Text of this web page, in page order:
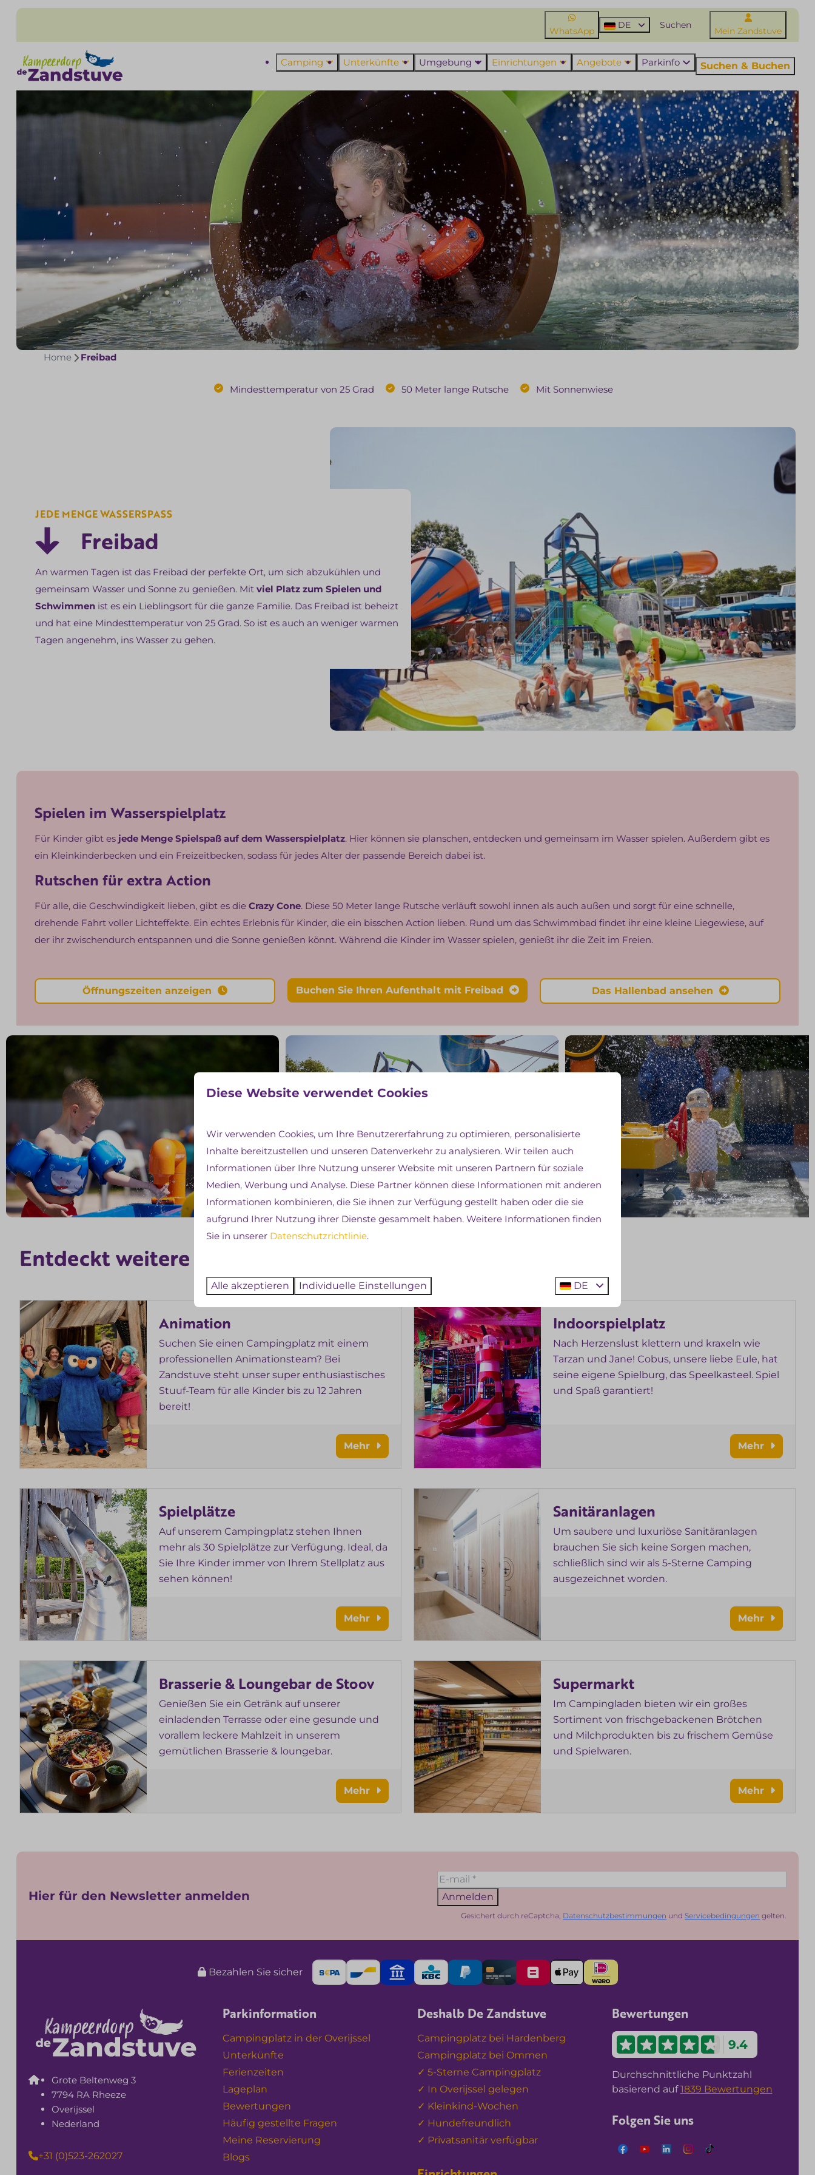
WhatsApp
DE
Mein Zandstuve
Camping Unterkünfte Umgebung Einrichtungen Angebote Parkinfo Suchen & Buchen
Home Freibad
Mindesttemperatur von 25 Grad 50 Meter lange Rutsche Mit Sonnenwiese
JEDE MENGE WASSERSPASS
Freibad
An warmen Tagen ist das Freibad der perfekte Ort, um sich abzukühlen und
gemeinsam Wasser und Sonne zu genießen. Mitviel Platz zum Spielen und
Schwimmen ist es ein Lieblingsort für die ganze Familie. Das Freibad ist beheizt
und hat eine Mindesttemperatur von 25 Grad. So ist es auch an weniger warmen
Tagen angenehm, ins Wasser zu gehen.
Spielen im Wasserspielplatz
Für Kinder gibt es jede Menge Spielspaß auf dem Wasserspielplatz. Hier können sie planschen, entdecken und gemeinsam im Wasser spielen. Außerdem gibt es
ein Kleinkinderbecken und ein Freizeitbecken, sodass für jedes Alter der passende Bereich dabei ist.
Rutschen für extra Action
Für alle, die Geschwindigkeit lieben, gibt es die Crazy Cone. Diese 50 Meter lange Rutsche verläuft sowohl innen als auch außen und sorgt für eine schnelle,
drehende Fahrt voller Lichteffekte. Ein echtes Erlebnis für Kinder, die ein bisschen Action lieben. Rund um das Schwimmbad findet ihr eine kleine Liegewiese, auf
der ihr zwischendurch entspannen und die Sonne genießen könnt. Während die Kinder im Wasser spielen, genießt ihr die Zeit im Freien.
Öffnungszeiten anzeigen Buchen Sie Ihren Aufenthalt mit Freibad Das Hallenbad ansehen
Entdeckt weitere
Animation
Suchen Sie einen Campingplatz mit einem
professionellen Animationsteam? Bei
Zandstuve steht unser super enthusiastisches
Stuuf-Team für alle Kinder bis zu 12 Jahren
bereit!
Mehr
Indoorspielplatz
Nach Herzenslust klettern und kraxeln wie
Tarzan und Jane! Cobus, unsere liebe Eule, hat
seine eigene Spielburg, das Speelkasteel. Spiel
und Spaß garantiert!
Mehr
Spielplätze
Auf unserem Campingplatz stehen Ihnen
mehr als 30 Spielplätze zur Verfügung. Ideal, da
Sie Ihre Kinder immer von Ihrem Stellplatz aus
sehen können!
Mehr
Sanitäranlagen
Um saubere und luxuriöse Sanitäranlagen
brauchen Sie sich keine Sorgen machen,
schließlich sind wir als 5-Sterne Camping
ausgezeichnet worden.
Mehr
Brasserie & Loungebar de Stoov
Genießen Sie ein Getränk auf unserer
einladenden Terrasse oder eine gesunde und
vorallem leckere Mahlzeit in unserem
gemütlichen Brasserie & loungebar.
Mehr
Supermarkt
Im Campingladen bieten wir ein großes
Sortiment von frischgebackenen Brötchen
und Milchprodukten bis zu frischem Gemüse
und Spielwaren.
Mehr
Hier für den Newsletter anmelden Anmelden
Gesichert durch reCaptcha, Datenschutzbestimmungen undServicebedingungen gelten.
Bezahlen Sie sicher
Grote Beltenweg 3
7794 RA Rheeze
Overijssel
Nederland
+31 (0)523-262027
Parkinformation
Campingplatz in der Overijssel
Unterkünfte
Ferienzeiten
Lageplan
Bewertungen
Häufig gestellte Fragen
Meine Reservierung
Blogs
Deshalb De Zandstuve
Campingplatz bei Hardenberg
Campingplatz bei Ommen
✓ 5-Sterne Campingplatz
✓ In Overijssel gelegen
✓ Kleinkind-Wochen
✓ Hundefreundlich
✓ Privatsanitär verfügbar
Bewertungen
9.4
Durchschnittliche Punktzahl
basierend auf1839 Bewertungen
Folgen Sie uns
Diese Website verwendet Cookies
Wir verwenden Cookies, um Ihre Benutzererfahrung zu optimieren, personalisierte
Inhalte bereitzustellen und unseren Datenverkehr zu analysieren. Wir teilen auch
Informationen über Ihre Nutzung unserer Website mit unseren Partnern für soziale
Medien, Werbung und Analyse. Diese Partner können diese Informationen mit anderen
Informationen kombinieren, die Sie ihnen zur Verfügung gestellt haben oder die sie
aufgrund Ihrer Nutzung ihrer Dienste gesammelt haben. Weitere Informationen finden
Sie in unserer Datenschutzrichtlinie.
Alle akzeptieren Individuelle Einstellungen DE